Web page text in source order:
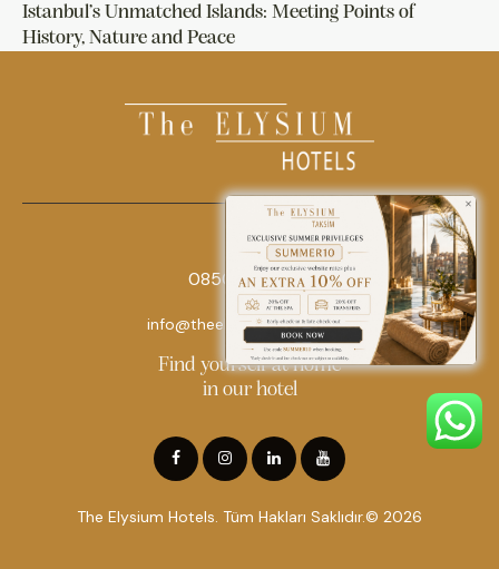
Istanbul’s Unmatched Islands: Meeting Points of
History, Nature and Peace
0850 242 18 18
info@theelysiumhotels.com
Find yourself at home
in our hotel
The Elysium Hotels. Tüm Hakları Saklıdır.© 2026